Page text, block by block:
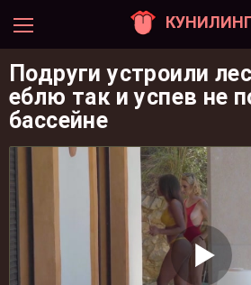
Подруги устроили
еблю так и успев не
бассейне